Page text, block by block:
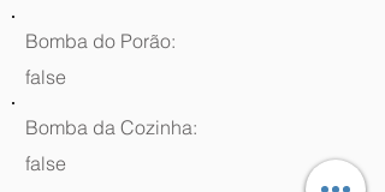
Bomba do Porão:
false
Bomba da Cozinha:
false